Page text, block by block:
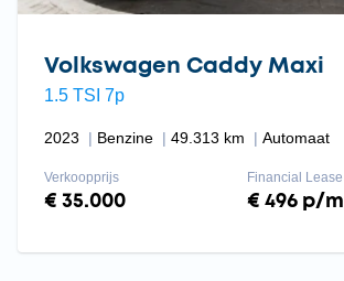
Volkswagen Caddy Maxi
1.5 TSI 7p
2023 Benzine 49.313 km Automaat
Verkoopprijs
€ 35.000
Financial Lease
€ 496 p/m